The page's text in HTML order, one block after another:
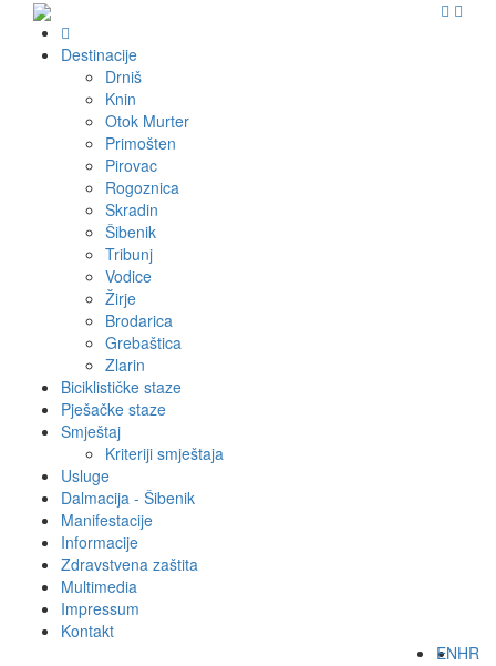
Destinacije
Drniš
Knin
Otok Murter
Primošten
Pirovac
Rogoznica
Skradin
Šibenik
Tribunj
Vodice
Žirje
Brodarica
Grebaštica
Zlarin
Biciklističke staze
Pješačke staze
Smještaj
Kriteriji smještaja
Usluge
Dalmacija - Šibenik
Manifestacije
Informacije
Zdravstvena zaštita
Multimedia
Impressum
Kontakt
HR
EN